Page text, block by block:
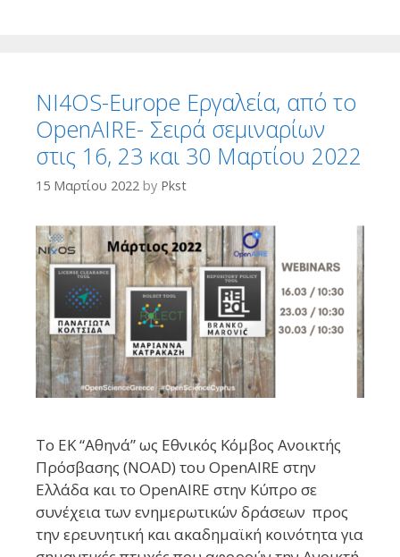
NI4OS-Europe Εργαλεία, από το
OpenAIRE- Σειρά σεμιναρίων
στις 16, 23 και 30 Μαρτίου 2022
15 Μαρτίου 2022 by Pkst
Το ΕΚ “Αθηνά” ως Εθνικός Κόμβος Ανοικτής
Πρόσβασης (NOAD) του OpenAIRE στην
Ελλάδα και το OpenAIRE στην Κύπρο σε
συνέχεια των ενημερωτικών δράσεων προς
την ερευνητική και ακαδημαϊκή κοινότητα για